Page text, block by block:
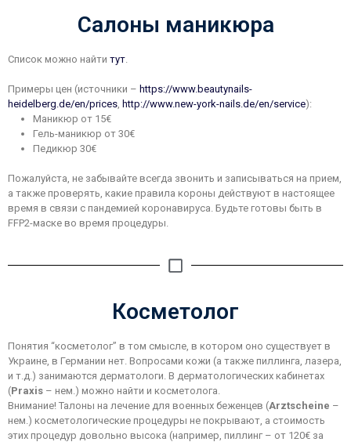
Салоны маникюра
Список можно найти тут
Примеры цен (источники – https://www.beautynails-
heidelberg.de/en/prices http://www.new-york-nails.de/en/service):
Маникюр от 15€
Гель-маникюр от 30€
Педикюр 30€
Пожалуйста, не забывайте всегда звонить и записываться на прием,
а также проверять, какие правила короны действуют в настоящее
время в связи с пандемией коронавируса. Будьте готовы быть в
FFP2-маске во время процедуры.
Косметолог
Понятия “косметолог” в том смысле, в котором оно существует в
Украине, в Германии нет. Вопросами кожи (а также пиллинга, лазера,
и т.д.) занимаются дерматологи. В дерматологических кабинетах
(Praxis – нем.) можно найти и косметолога.
Внимание! Талоны на лечение для военных беженцев (Arztscheine –
нем.) косметологические процедуры не покрывают, а стоимость
этих процедур довольно высока (например, пиллинг – от 120€ за